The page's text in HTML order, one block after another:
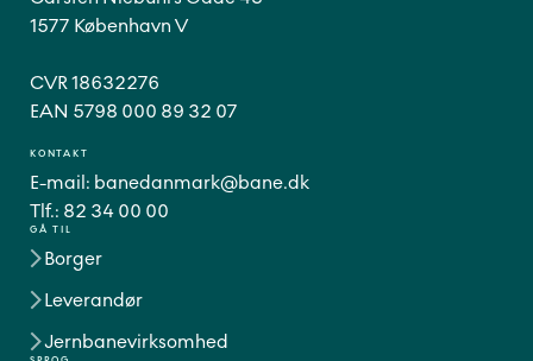
GÅ TIL
Borger
Leverandør
Jernbanevirksomhed
1577 København V
CVR 18632276
EAN 5798 000 89 32 07
KONTAKT
E-mail: banedanmark@bane.dk
Tlf.: 82 34 00 00